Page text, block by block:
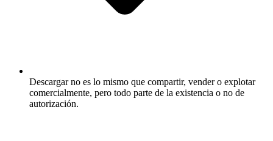
Descargar no es lo mismo que compartir, vender o explotar
comercialmente, pero todo parte de la existencia o no de
autorización.